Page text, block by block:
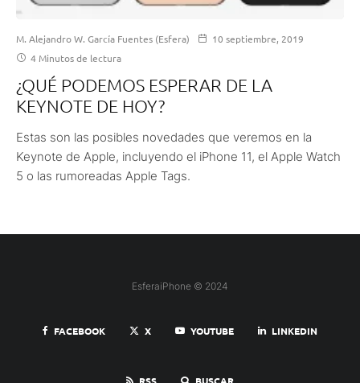
M. Alejandro W. García Fuentes (Esfera)
10 septiembre, 2019
4 Minutos de lectura
¿QUÉ PODEMOS ESPERAR DE LA
KEYNOTE DE HOY?
Estas son las posibles novedades que veremos en la
Keynote de Apple, incluyendo el iPhone 11, el Apple Watch
5 o las rumoreadas Apple Tags.
EsferaiPhone © 2024
FACEBOOK X YOUTUBE LINKEDIN
RSS BUSCAR